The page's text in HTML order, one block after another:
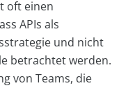
oft einen
APIs als
und nicht
betrachtet werden.
von Teams, die